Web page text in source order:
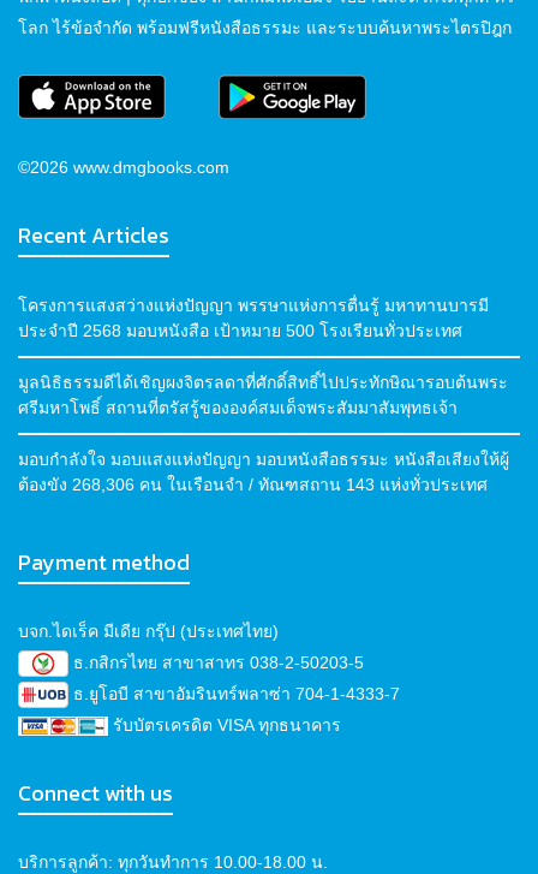
โลก ไร้ข้อจำกัด พร้อมฟรีหนังสือธรรมะ และระบบค้นหาพระไตรปิฎก
©2026 www.dmgbooks.com
Recent Articles
โครงการแสงสว่างแห่งปัญญา พรรษาแห่งการตื่นรู้ มหาทานบารมี
ประจำปี 2568 มอบหนังสือ เป้าหมาย 500 โรงเรียนทั่วประเทศ
มูลนิธิธรรมดีได้เชิญผงจิตรลดาที่ศักดิ์สิทธิ์ไปประทักษิณารอบต้นพระ
ศรีมหาโพธิ์ สถานที่ตรัสรู้ขององค์สมเด็จพระสัมมาสัมพุทธเจ้า
มอบกำลังใจ มอบแสงแห่งปัญญา มอบหนังสือธรรมะ หนังสือเสียงให้ผู้
ต้องขัง 268,306 คน ในเรือนจำ / ทัณฑสถาน 143 แห่งทั่วประเทศ
Payment method
บจก.ไดเร็ค มีเดีย กรุ๊ป (ประเทศไทย)
ธ.กสิกรไทย สาขาสาทร 038-2-50203-5
ธ.ยูโอบี สาขาอัมรินทร์พลาซ่า 704-1-4333-7
รับบัตรเครดิต VISA ทุกธนาคาร
Connect with us
บริการลูกค้า: ทุกวันทำการ 10.00-18.00 น.